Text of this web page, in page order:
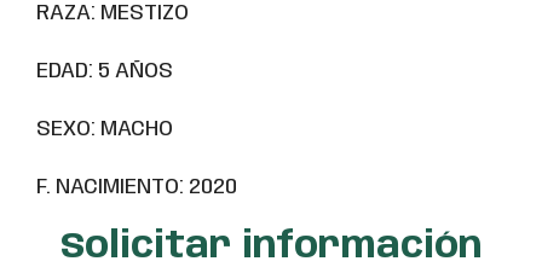
RAZA: MESTIZO
EDAD: 5 AÑOS
SEXO: MACHO
F. NACIMIENTO: 2020
Solicitar información